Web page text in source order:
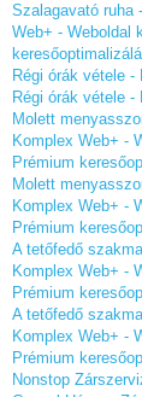
Szalagavató ruha
Web+ - Weboldal
Régi órák vétele
Régi órák vétele
Molett
Komplex Web+ -
Prémium
Molett
Komplex Web+ -
Prémium
A tetőfedő
Komplex Web+ -
Prémium
A tetőfedő
Komplex Web+ -
Prémium
Nonstop